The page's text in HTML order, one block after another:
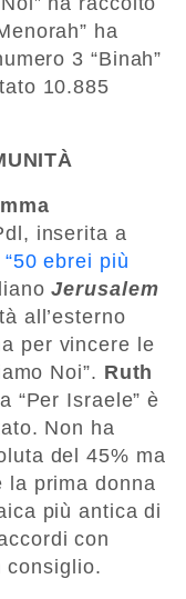
ha
3 “Binah”
10.885
inserita a
“50 ebrei più
Jerusalem
all’esterno
per vincere le
Noi”. Ruth
“Per Israele” è
Non ha
del 45% ma
la prima donna
più antica di
con
consiglio.